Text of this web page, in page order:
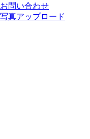
お問い合わせ
写真アップロード